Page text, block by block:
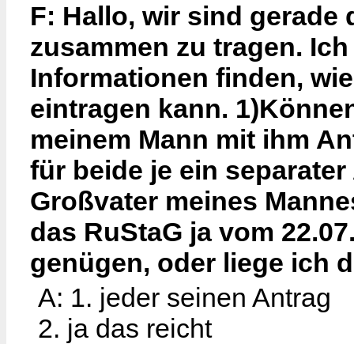
F: Hallo, wir sind gerade
zusammen zu tragen.
Informationen finden,
eintragen kann.
meinem Mann mit ihm
für beide je ein
Großvater meines
das RuStaG ja vom
genügen, oder liege ich
A: 1. jeder seinen Antrag
2. ja das reicht